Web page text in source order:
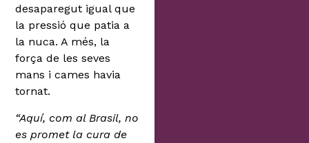
desaparegut igual que
la pressió que patia a
la nuca. A més, la
força de les seves
mans i cames havia
tornat.
“Aquí, com al Brasil, no
es promet la cura de